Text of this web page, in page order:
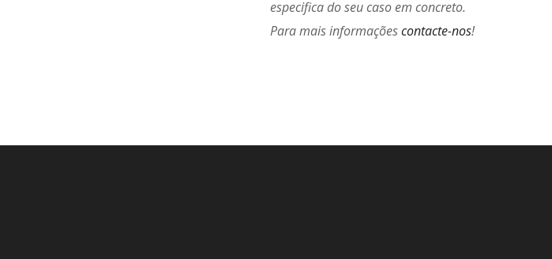
especifica do seu caso em concreto.
Para mais informaçõescontacte-nos!